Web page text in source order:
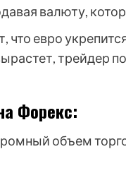
валюту,
что евро
трейдер
Форекс:
объем